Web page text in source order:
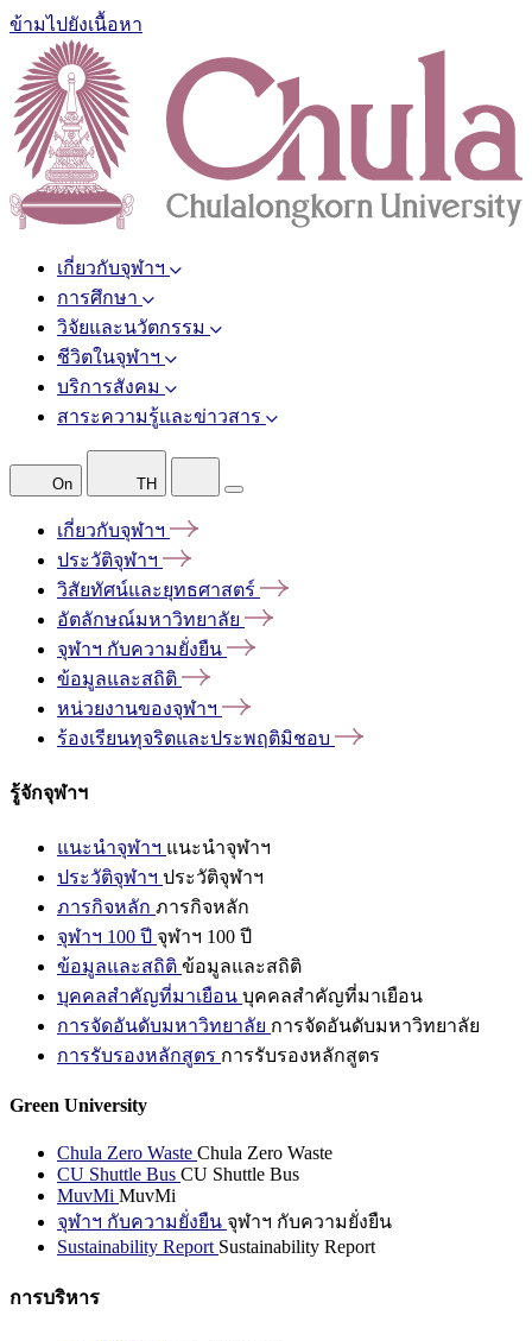
ข้ามไปยังเนื้อหา
เกี่ยวกับจุฬาฯ
การศึกษา
วิจัยและนวัตกรรม
ชีวิตในจุฬาฯ
บริการสังคม
สาระความรู้และข่าวสาร
On TH
เกี่ยวกับจุฬาฯ
ประวัติจุฬาฯ
วิสัยทัศน์และยุทธศาสตร์
อัตลักษณ์มหาวิทยาลัย
จุฬาฯ กับความยั่งยืน
ข้อมูลและสถิติ
หน่วยงานของจุฬาฯ
ร้องเรียนทุจริตและประพฤติมิชอบ
รู้จักจุฬาฯ
แนะนำจุฬาฯ แนะนำจุฬาฯ
ประวัติจุฬาฯ ประวัติจุฬาฯ
ภารกิจหลัก ภารกิจหลัก
จุฬาฯ 100 ปี จุฬาฯ 100 ปี
ข้อมูลและสถิติ ข้อมูลและสถิติ
บุคคลสำคัญที่มาเยือน บุคคลสำคัญที่มาเยือน
การจัดอันดับมหาวิทยาลัย การจัดอันดับมหาวิทยาลัย
การรับรองหลักสูตร การรับรองหลักสูตร
Green University
Chula Zero Waste Chula Zero Waste
CU Shuttle Bus CU Shuttle Bus
MuvMi MuvMi
จุฬาฯ กับความยั่งยืน จุฬาฯ กับความยั่งยืน
Sustainability Report Sustainability Report
การบริหาร